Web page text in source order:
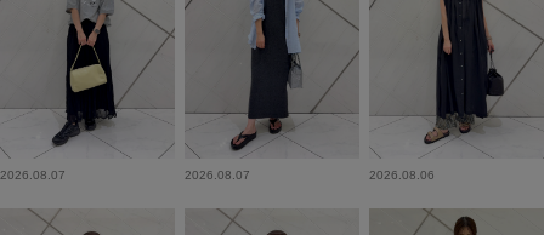
2026.08.07 2026.08.07 2026.08.06